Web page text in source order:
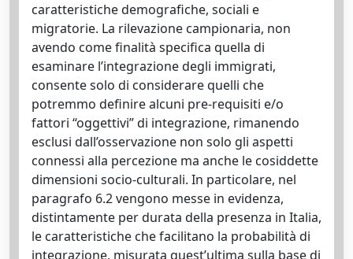
caratteristiche demografiche, sociali e
migratorie. La rilevazione campionaria, non
avendo come finalità specifica quella di
esaminare l’integrazione degli immigrati,
consente solo di considerare quelli che
potremmo definire alcuni pre-requisiti e/o
fattori “oggettivi” di integrazione, rimanendo
esclusi dall’osservazione non solo gli aspetti
connessi alla percezione ma anche le cosiddette
dimensioni socio-culturali. In particolare, nel
paragrafo 6.2 vengono messe in evidenza,
distintamente per durata della presenza in Italia,
le caratteristiche che facilitano la probabilità di
integrazione, misurata quest’ultima sulla base di